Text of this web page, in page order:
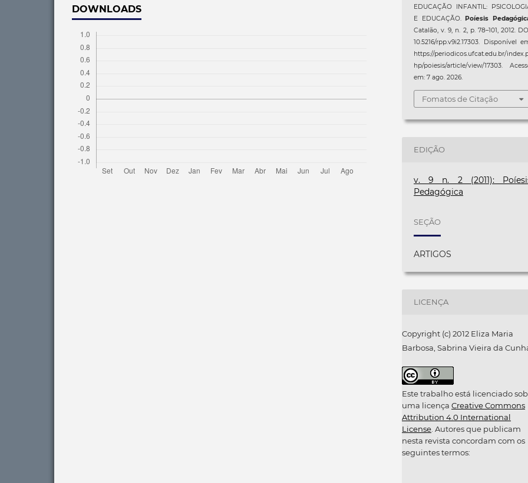
DOWNLOADS
EDUCAÇÃO INFANTIL:
E EDUCAÇÃO.
Poíesis
Catalão, v. 9, n. 2, p. 78–101, 2012.
10.5216/rpp.v9i2.17303. Disponível
https://periodicos.ufcat.edu.br/
hp/poiesis/article/view/17303.
em: 7 ago. 2026.
Fomatos de Citação
EDIÇÃO
v. 9 n. 2 (2011):
Pedagógica
SEÇÃO
ARTIGOS
LICENÇA
Copyright (c) 2012 Eliza Maria
Barbosa, Sabrina Vieira da
Este trabalho está licenciado sob
uma licença Creative Commons
Attribution 4.0 International
License . Autores que publicam
nesta revista concordam com os
seguintes termos: